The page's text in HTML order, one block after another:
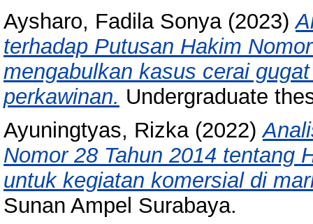
Aysharo, Fadila Sonya(2023)
terhadap Putusan Hakim
mengabulkan kasus cerai
perkawinan. Undergraduate
Ayuningtyas, Rizka(2022)
Nomor 28 Tahun 2014 tentang
untuk kegiatan komersial di
Sunan Ampel Surabaya.